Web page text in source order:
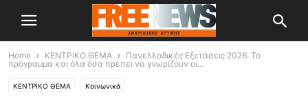
Home ΚΕΝΤΡΙΚΟ ΘΕΜΑ
Πανελλαδικές Εξετάσεις 2026: Το
πρόγραμμα και όλα όσα πρέπει να γνωρίζουν οι...
ΚΕΝΤΡΙΚΟ ΘΕΜΑ Κοινωνικά